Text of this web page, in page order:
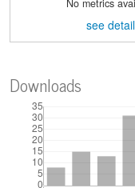
No metrics
see
Downloads